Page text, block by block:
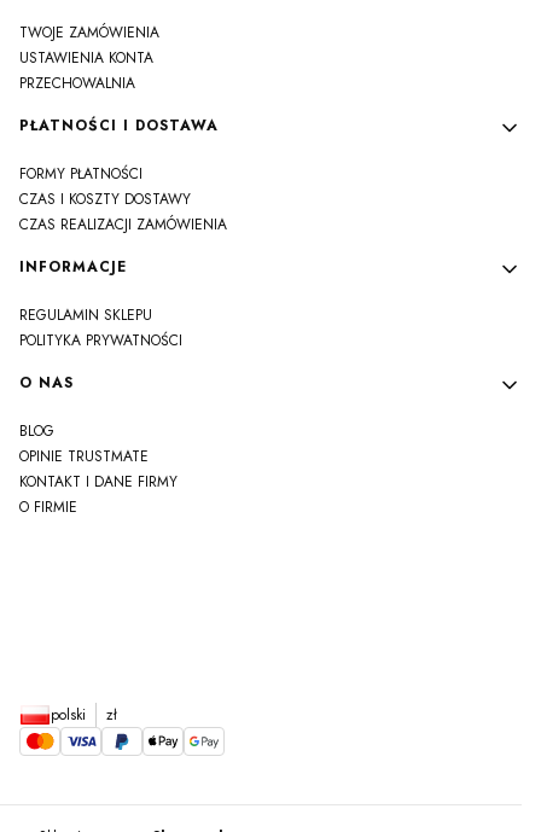
TWOJE ZAMÓWIENIA
USTAWIENIA KONTA
PRZECHOWALNIA
PŁATNOŚCI I DOSTAWA
FORMY PŁATNOŚCI
CZAS I KOSZTY DOSTAWY
CZAS REALIZACJI ZAMÓWIENIA
INFORMACJE
REGULAMIN SKLEPU
POLITYKA PRYWATNOŚCI
O NAS
BLOG
OPINIE TRUSTMATE
KONTAKT I DANE FIRMY
O FIRMIE
polski zł